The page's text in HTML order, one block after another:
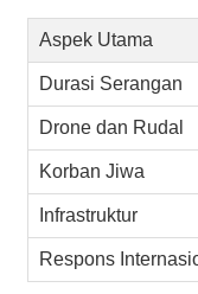
Aspek Utama
Durasi Serangan
Drone dan Rudal
Korban Jiwa
Infrastruktur
Respons